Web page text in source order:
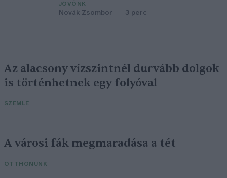
JÖVŐNK
Novák Zsombor 3 perc
Az alacsony vízszintnél durvább dolgok
is történhetnek egy folyóval
SZEMLE
A városi fák megmaradása a tét
OTTHONUNK